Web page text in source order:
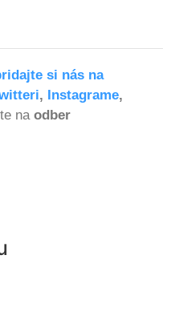
si nás na
, Instagrame,
na odber